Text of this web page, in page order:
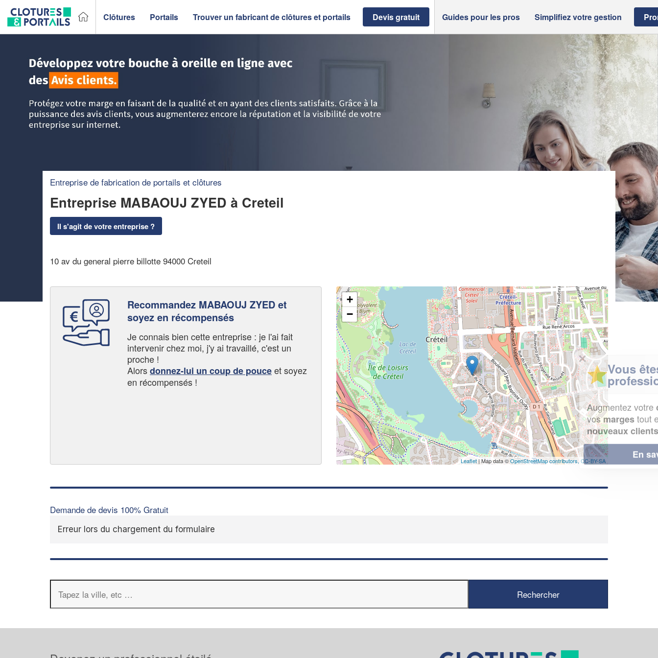
Clôtures Portails Trouver un fabricant de clôtures et portails Devis gratuit Guides pour les pros Simplifiez votre gestion
Entreprise de fabrication de portails et clôtures
Entreprise MABAOUJ ZYED à Creteil
Il s'agit de votre entreprise ?
10 av du general pierre billotte 94000 Creteil
Recommandez MABAOUJ ZYED et
soyez en récompensés
Je connais bien cette entreprise : je l'ai fait
intervenir chez moi, j'y ai travaillé, c'est un
proche !
Alorsdonnez-lui un coup de pouceet soyez
en récompensés !
+
−
Leaflet| Map data ©OpenStreetMap contributors,CC-BY-SA
Demande de devis 100% Gratuit
Erreur lors du chargement du formulaire
✕
Vous êtes un
professionnel ?
Augmentez votrechiffre d'affaireset
vosmargestout en gagnant de
nouveaux clients!
En savoir plus